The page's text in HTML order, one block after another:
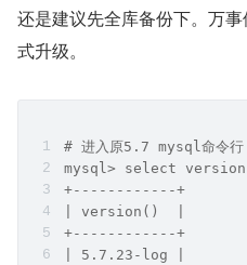
还是建议先全库备份下。万
式升级。
# 进入原5.7 mysql命令行
mysql> select
+------------+
| version()  |
+------------+
| 5.7.23-log |